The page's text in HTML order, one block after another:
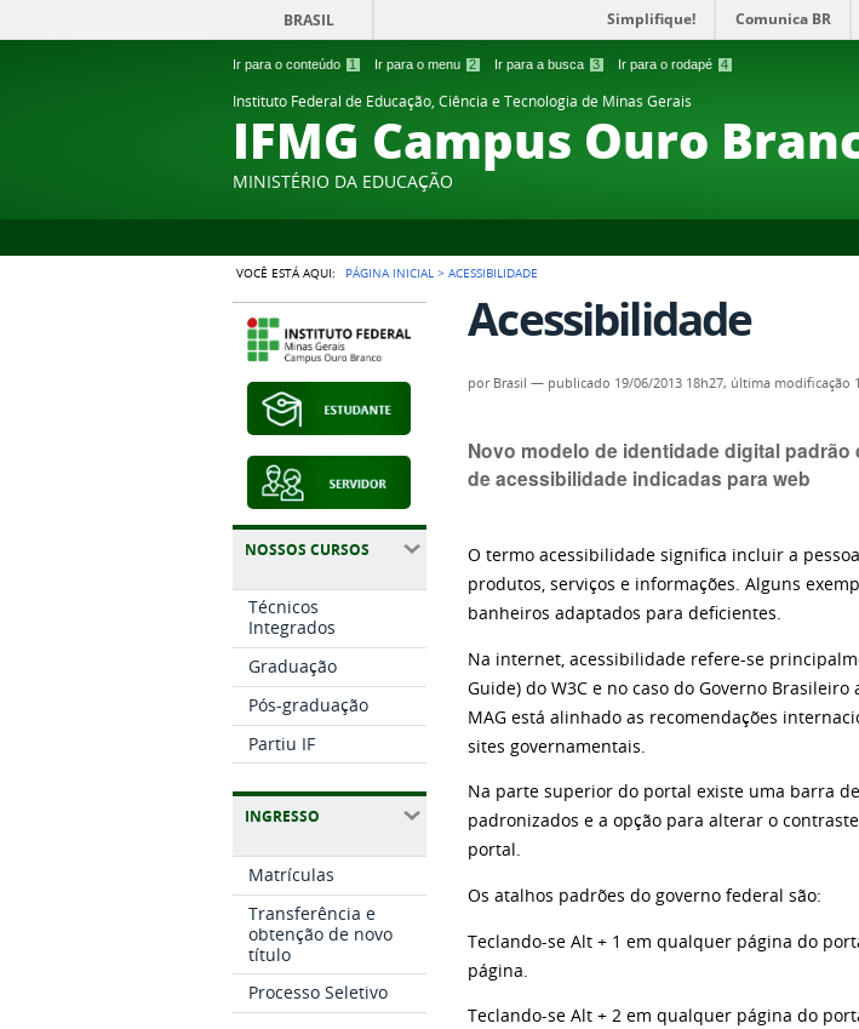
Ir para o conteúdo 1 Ir para o menu 2 Ir para a busca 3 Ir para o rodapé 4
BRASIL Simplifique! Comunica BR
Instituto Federal de Educação, Ciência e Tecnologia de Minas Gerais
IFMG Campus Ouro
MINISTÉRIO DA EDUCAÇÃO
VOCÊ ESTÁ AQUI: PÁGINA INICIAL >ACESSIBILIDADE
NOSSOS CURSOS
Técnicos
Integrados
Graduação
Pós-graduação
Partiu IF
INGRESSO
Matrículas
Transferência e
obtenção de novo
título
Processo Seletivo
Acessibilidade
por Brasil — publicado 19/06/2013 18h27, última modificação
Novo modelo de identidade digital
de acessibilidade indicadas para web
O termo acessibilidade significa incluir a
produtos, serviços e informações. Alguns
banheiros adaptados para deficientes.
Na internet, acessibilidade refere-se
Guide) do W3C e no caso do Governo
MAG está alinhado as recomendações
sites governamentais.
Na parte superior do portal existe uma barra
padronizados e a opção para alterar o
portal.
Os atalhos padrões do governo federal são:
Teclando-se Alt + 1 em qualquer página do
página.
Teclando-se Alt + 2 em qualquer página do